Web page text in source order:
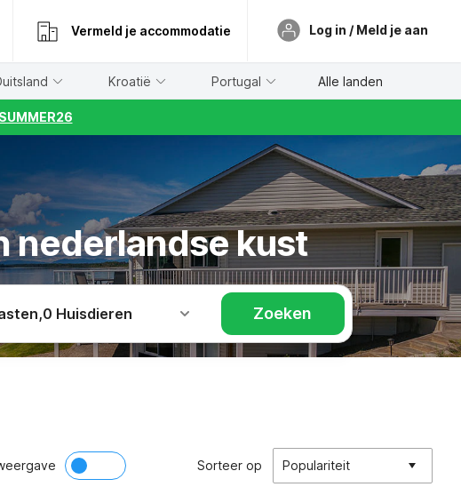
Vermeld je accommodatie Log in / Meld je aan
Kroatië Portugal Alle landen
nederlandse kust
,0 Huisdieren Zoeken
Sorteer op Populariteit